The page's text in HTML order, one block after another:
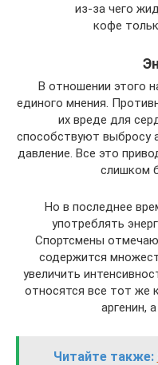
из-за чего
кофе
В отношении этого
единого мнения.
их вреде для
способствуют выбросу
давление. Все это
слишком
Но в последнее
употреблять
Спортсмены
содержится
увеличить
относятся все тот же
аргенин,
Читайте также: